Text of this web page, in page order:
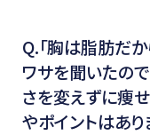
Q.「胸は脂肪だ
ワサを聞いたので
さを変えずに痩
やポイントはあり